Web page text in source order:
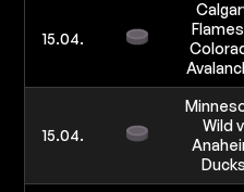
15.04.
15.04.
Wild v
Ducks